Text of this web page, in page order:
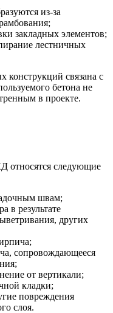
из-за
закладных элементов;
лестничных
конструкций связана с
бетона не
в проекте.
относятся следующие
швам;
в результате
других
сопровождающееся
от вертикали;
кладки;
повреждения
слоя.